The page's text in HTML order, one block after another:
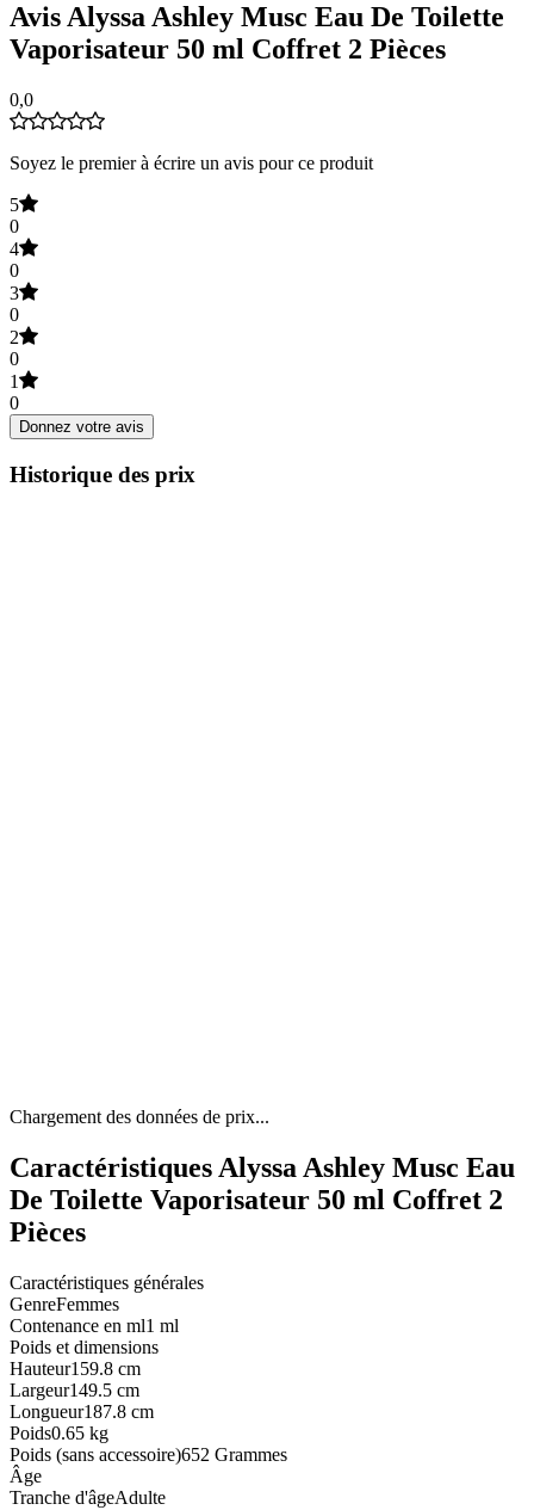
Avis Alyssa Ashley Musc Eau De Toilette
Vaporisateur 50 ml Coffret 2 Pièces
0,0
Soyez le premier à écrire un avis pour ce produit
5
0
4
0
3
0
2
0
1
0
Donnez votre avis
Historique des prix
Chargement des données de prix...
Caractéristiques Alyssa Ashley Musc Eau
De Toilette Vaporisateur 50 ml Coffret 2
Pièces
Caractéristiques générales
GenreFemmes
Contenance en ml1 ml
Poids et dimensions
Hauteur159.8 cm
Largeur149.5 cm
Longueur187.8 cm
Poids0.65 kg
Poids (sans accessoire)652 Grammes
Âge
Tranche d'âgeAdulte